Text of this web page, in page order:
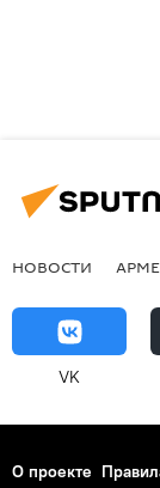
НОВОСТИ
VK
О проекте